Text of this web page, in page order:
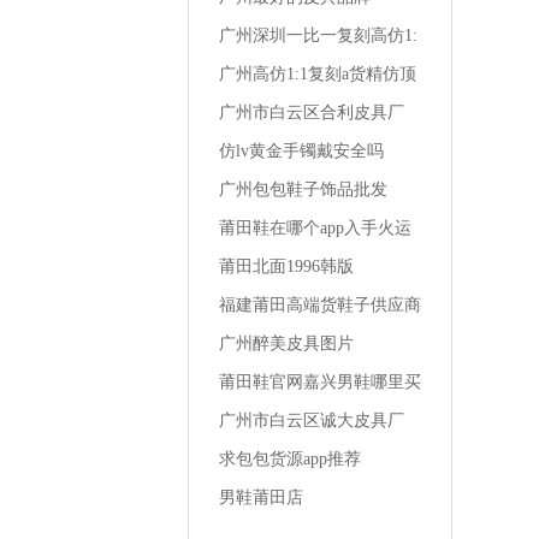
广州深圳一比一复刻高仿1:
1a货精仿夏季男装 t恤潮流
广州高仿1:1复刻a货精仿顶
级一比一成都lv男装专卖店
广州市白云区合利皮具厂
仿lv黄金手镯戴安全吗
广州包包鞋子饰品批发
莆田鞋在哪个app入手火运
动鞋男
莆田北面1996韩版
福建莆田高端货鞋子供应商
女生买1千多的鞋
广州醉美皮具图片
莆田鞋官网嘉兴男鞋哪里买
便宜的
广州市白云区诚大皮具厂
求包包货源app推荐
男鞋莆田店